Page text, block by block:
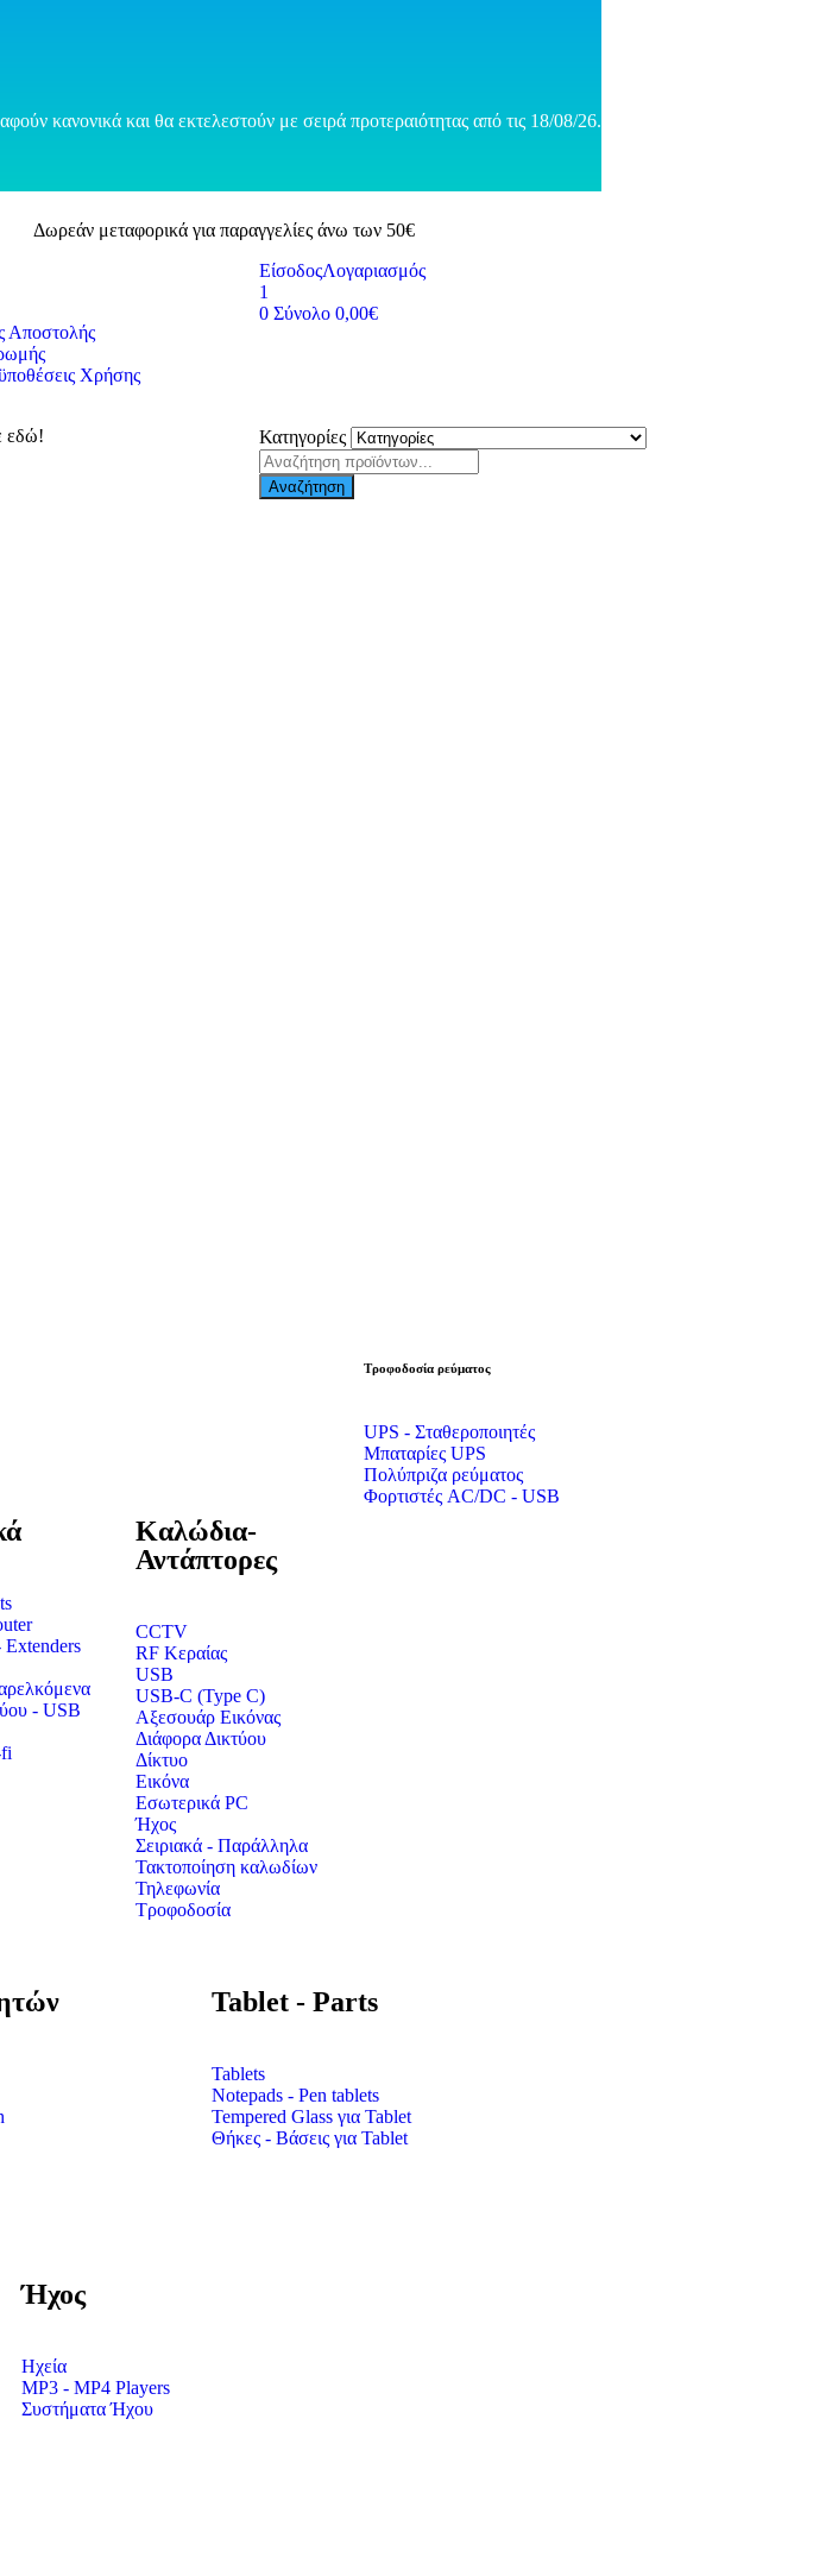
κανονικά και θα εκτελεστούν με σειρά προτεραιότητας από τις 18/08/26.
Δωρεάν μεταφορικά για παραγγελίες άνω των 50€
Αποστολής
Χρήσης
ΕίσοδοςΛογαριασμός
1
0 Σύνολο 0,00€
Extenders
- USB
Καλώδια-
Αντάπτορες
CCTV
RF Κεραίας
USB
USB-C (Type C)
Αξεσουάρ Εικόνας
Διάφορα Δικτύου
Δίκτυο
Εικόνα
Εσωτερικά PC
Ήχος
Σειριακά - Παράλληλα
Τακτοποίηση καλωδίων
Τηλεφωνία
Τροφοδοσία
Τροφοδοσία ρεύματος
UPS - Σταθεροποιητές
Μπαταρίες UPS
Πολύπριζα ρεύματος
Φορτιστές AC/DC - USB
Tablet - Parts
Tablets
Notepads - Pen tablets
Tempered Glass για Tablet
Θήκες - Βάσεις για Tablet
Ήχος
Ηχεία
MP3 - MP4 Players
Συστήματα Ήχου
εδώ! Κατηγορίες
Αναζήτηση